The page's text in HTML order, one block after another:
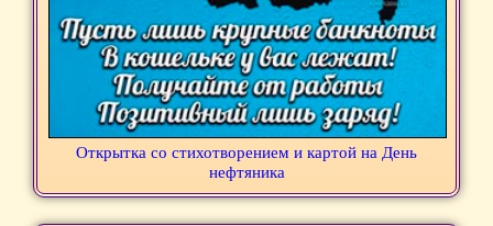
Открытка со стихотворением и картой на День
нефтяника